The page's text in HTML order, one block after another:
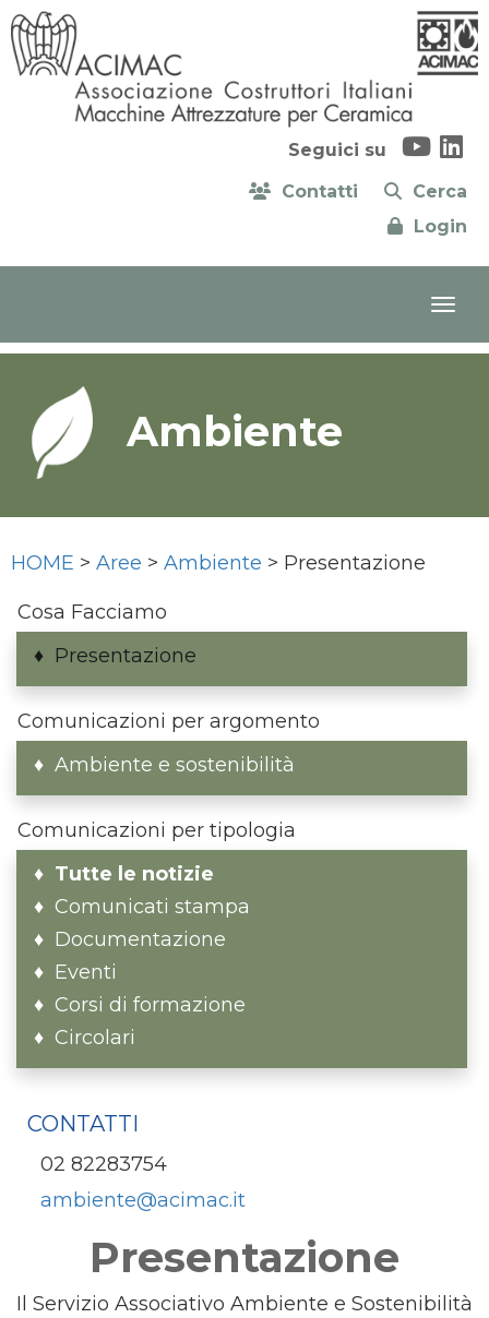
Seguici su
Contatti
Cerca
Login
Ambiente
HOME > Aree > Ambiente > Presentazione
Cosa Facciamo
Presentazione
Comunicazioni per argomento
Ambiente e sostenibilità
Comunicazioni per tipologia
Tutte le notizie
Comunicati stampa
Documentazione
Eventi
Corsi di formazione
Circolari
CONTATTI
02 82283754
ambiente@acimac.it
Presentazione
Il Servizio Associativo Ambiente e Sostenibilità